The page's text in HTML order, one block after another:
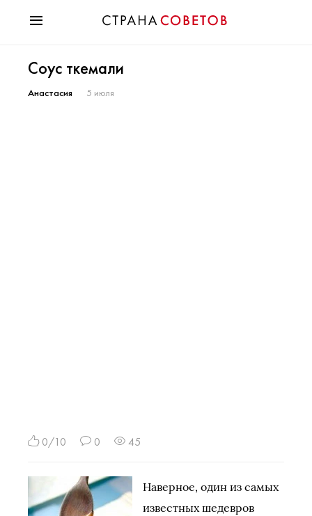
Мода
Звезды
Соус ткемали
Анастасия 5 июля
0/10 0 45
Наверное, один из самых
известных шедевров